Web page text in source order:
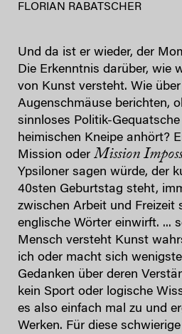
FLORIAN RABATSCHER
Und da ist er wieder, der
Die Erkenntnis darüber, wie
von Kunst versteht. Wie
Augenschmäuse berichten,
sinnloses Politik-
heimischen Kneipe anhört?
Mission oder Mission
Ypsiloner sagen würde, der
40sten Geburtstag steht,
zwischen Arbeit und Freizeit
englische Wörter einwirft. ...
Mensch versteht Kunst
ich oder macht sich
Gedanken über deren
kein Sport oder logische
es also einfach mal zu und
Werken. Für diese